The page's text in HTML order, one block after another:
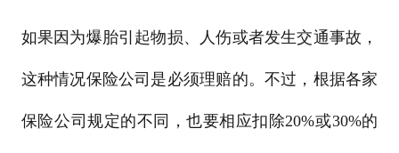
如果因为爆胎引起物损、人伤或者发生交通事故，
这种情况保险公司是必须理赔的。不过，根据各家
保险公司规定的不同，也要相应扣除20%或30%的